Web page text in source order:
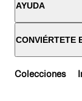
AYUDA
CONVIÉRTETE
Colecciones